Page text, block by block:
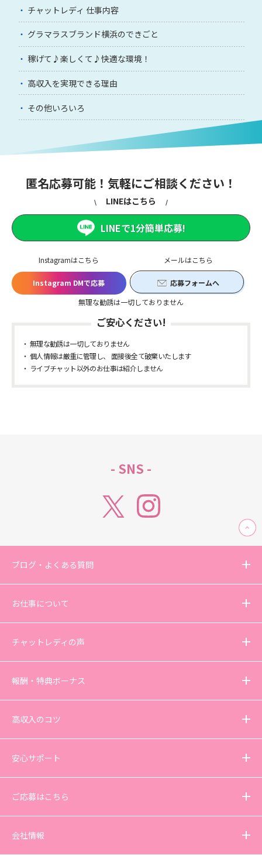
チャットレディ 仕事内容
グラマラスブランド横浜のできごと
稼げて♪楽しくて♪快適な環境！
高収入を実現できる理由
その他いろいろ
匿名応募可能！気軽にご相談ください！
Instagramはこちら
Instagram DMで応募
メールはこちら
応募フォームへ
無理な勧誘は一切しておりません
LINEはこちら
LINEで1分簡単応募!
ご安心ください!
無理な勧誘は一切しておりません
個人情報は厳重に管理し、 面接後全て破棄いたします
ライブチャット以外のお仕事は紹介しません
- SNS -
ブログ・よくある質問
お仕事について
チャットレディの声
報酬・特典ボーナス
高収入のコツ
安心サポート
ご応募はこちら
会社情報